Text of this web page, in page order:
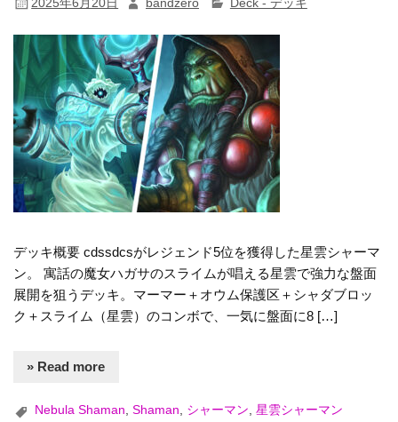
2025年6月20日 bandzero Deck - デッキ
デッキ概要 cdssdcsがレジェンド5位を獲得した星雲シャーマ
ン。 寓話の魔女ハガサのスライムが唱える星雲で強力な盤面
展開を狙うデッキ。マーマー＋オウム保護区＋シャダブロッ
ク＋スライム（星雲）のコンボで、一気に盤面に8 […]
» Read more
Nebula Shaman,Shaman, シャーマン,星雲シャーマン